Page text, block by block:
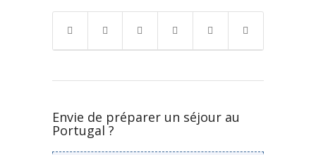
Envie de préparer un séjour au
Portugal ?